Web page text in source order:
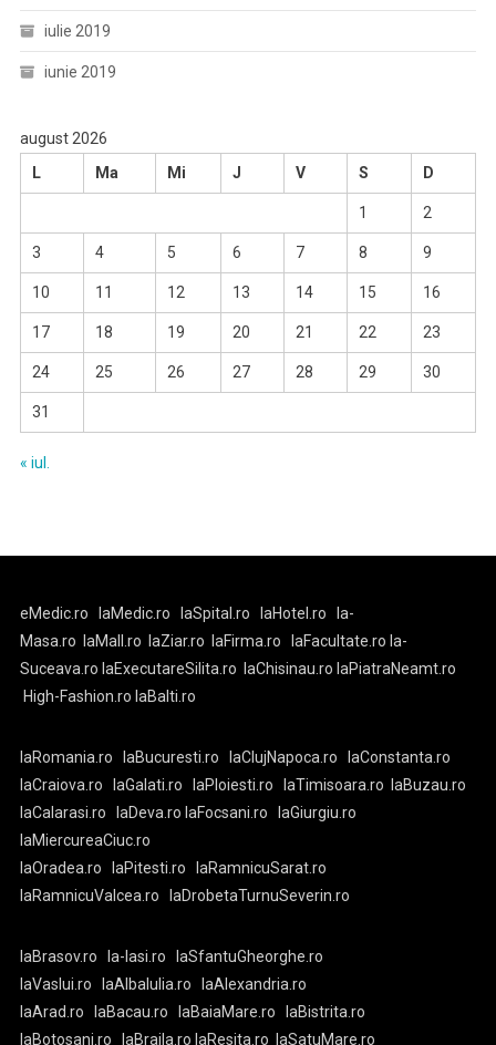
iulie 2019
iunie 2019
august 2026
L
Ma Mi J V S D
1 2
3 4 5 6 7 8 9
10 11 12 13 14 15 16
17 18 19 20 21 22 23
24 25 26 27 28 29 30
31
« iul.
eMedic.ro laMedic.ro laSpital.ro laHotel.ro
la-
Masa.ro
laMall.ro laZiar.ro laFirma.ro laFacultate.ro la-
Suceava.ro laExecutareSilita.ro laChisinau.ro laPiatraNeamt.ro
High-Fashion.ro laBalti.ro
laRomania.ro laBucuresti.ro laClujNapoca.ro
laConstanta.ro
laCraiova.ro
laGalati.ro laPloiesti.ro laTimisoara.ro
laBuzau.ro
laCalarasi.ro
laDeva.ro laFocsani.ro
laGiurgiu.ro
laMiercureaCiuc.ro
laOradea.ro
laPitesti.ro
laRamnicuSarat.ro
laRamnicuValcea.ro
laDrobetaTurnuSeverin.ro
laBrasov.ro la-Iasi.ro
laSfantuGheorghe.ro
laVaslui.ro
laAlbaIulia.ro
laAlexandria.ro
laArad.ro
laBacau.ro laBaiaMare.ro
laBistrita.ro
laBotosani.ro
laBraila.ro laResita.ro laSatuMare.ro